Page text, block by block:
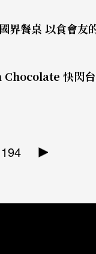
界餐桌 以食會友
快閃台
194